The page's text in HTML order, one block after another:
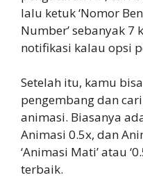
lalu ketuk ‘Nomor
Number’ sebanyak
notifikasi kalau opsi
Setelah itu, kamu
pengembang dan
animasi. Biasanya
Animasi 0.5x, dan
‘Animasi Mati’ atau
terbaik.